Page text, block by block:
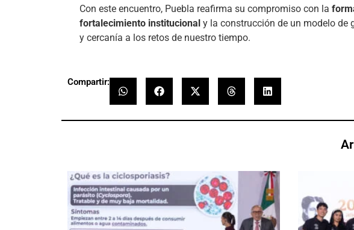
Con este encuentro, Puebla reafirma su compromiso con la
fortalecimiento institucional y la construcción de un modelo de
y cercanía a los retos de nuestro tiempo.
Compartir: